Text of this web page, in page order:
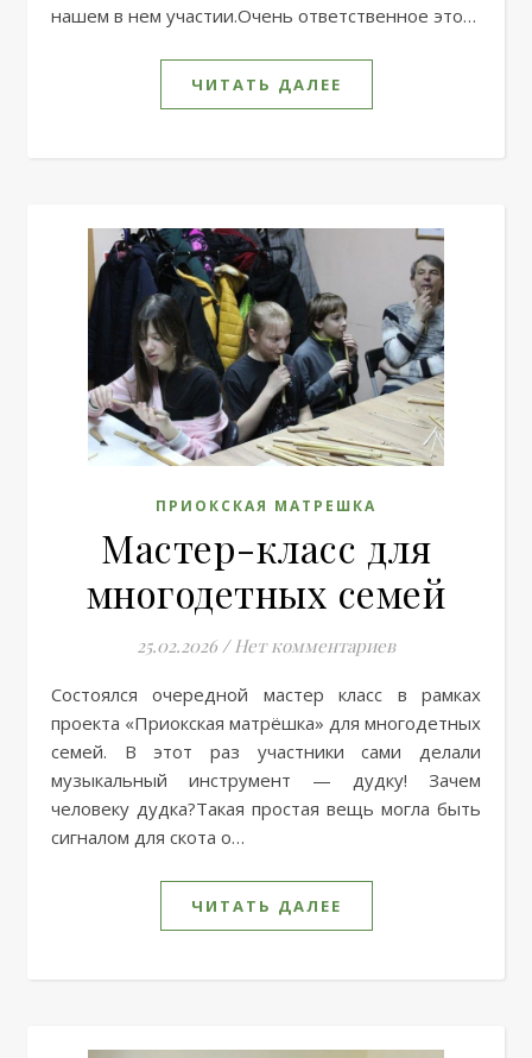
нашем в нем участии.Очень ответственное это…
ЧИТАТЬ ДАЛЕЕ
ПРИОКСКАЯ МАТРЕШКА
Мастер-класс для
многодетных семей
25.02.2026 / Нет комментариев
Состоялся очередной мастер класс в рамках
проекта «Приокская матрёшка» для многодетных
семей. В этот раз участники сами делали
музыкальный инструмент — дудку! Зачем
человеку дудка?Такая простая вещь могла быть
сигналом для скота о…
ЧИТАТЬ ДАЛЕЕ